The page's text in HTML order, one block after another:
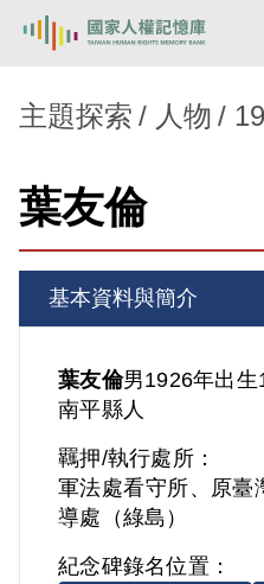
新生訓導處
主題探索
背景知識
關於我們
主題探索 人物
葉友倫
基本資料與簡介
葉友倫男1926年出生
南平縣人
羈押/執行處所：
軍法處看守所、原臺
導處（綠島）
紀念碑錄名位置：